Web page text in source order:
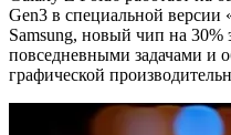
Gen3 в специальной
Samsung, новый чип на 30%
повседневными задачами и
графической